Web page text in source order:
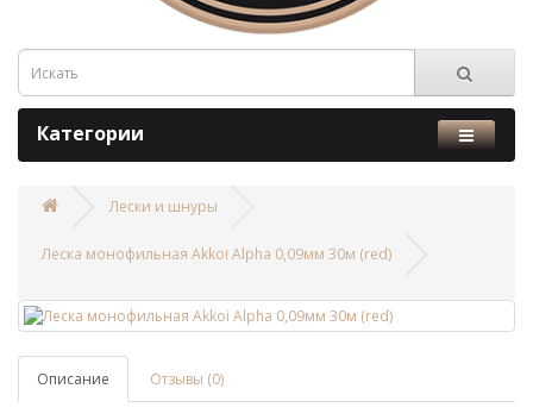
Категории
Лески и шнуры
Леска монофильная Akkoi Alpha 0,09мм 30м (red)
Описание Отзывы (0)